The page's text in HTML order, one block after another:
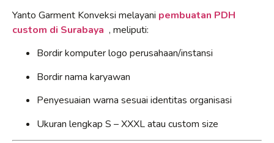
Yanto Garment Konveksi melayani pembuatan PDH
custom di Surabaya , meliputi:
Bordir komputer logo perusahaan/instansi
Bordir nama karyawan
Penyesuaian warna sesuai identitas organisasi
Ukuran lengkap S – XXXL atau custom size